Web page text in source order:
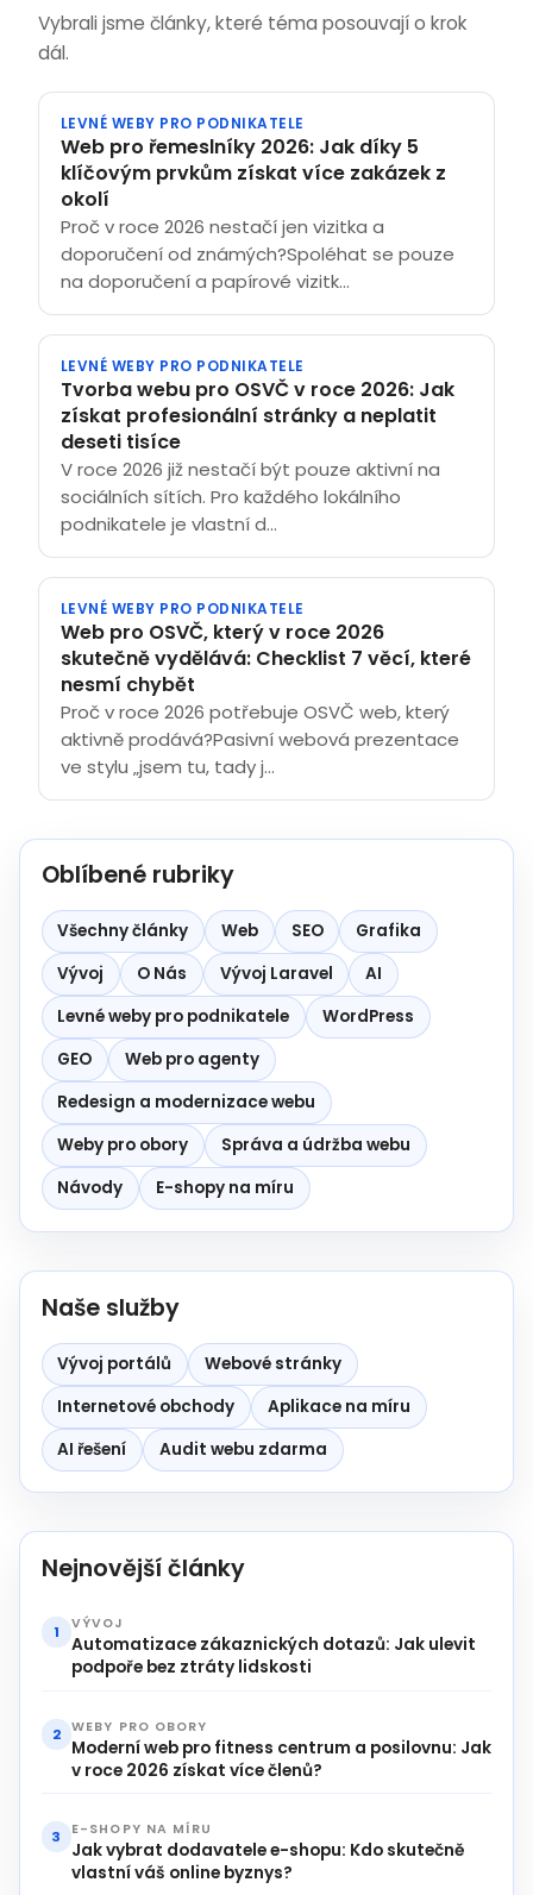
Vybrali jsme články, které téma posouvají o krok
dál.
LEVNÉ WEBY PRO PODNIKATELE
Web pro řemeslníky 2026: Jak díky 5
klíčovým prvkům získat více zakázek z
okolí
Proč v roce 2026 nestačí jen vizitka a
doporučení od známých?Spoléhat se pouze
na doporučení a papírové vizitk...
LEVNÉ WEBY PRO PODNIKATELE
Tvorba webu pro OSVČ v roce 2026: Jak
získat profesionální stránky a neplatit
deseti tisíce
V roce 2026 již nestačí být pouze aktivní na
sociálních sítích. Pro každého lokálního
podnikatele je vlastní d...
LEVNÉ WEBY PRO PODNIKATELE
Web pro OSVČ, který v roce 2026
skutečně vydělává: Checklist 7 věcí, které
nesmí chybět
Proč v roce 2026 potřebuje OSVČ web, který
aktivně prodává?Pasivní webová prezentace
ve stylu „jsem tu, tady j...
Oblíbené rubriky
Všechny články Web SEO
Grafika
Vývoj
O Nás Vývoj Laravel
AI
Levné weby pro podnikatele
WordPress
GEO
Web pro agenty
Redesign a modernizace webu
Weby pro obory
Správa a údržba webu
Návody
E-shopy na míru
Naše služby
Vývoj portálů
Webové stránky
Internetové obchody
Aplikace na míru
AI řešení
Audit webu zdarma
Nejnovější články
1 VÝVOJ
Automatizace zákaznických dotazů: Jak ulevit
podpoře bez ztráty lidskosti
2 WEBY PRO OBORY
Moderní web pro fitness centrum a posilovnu: Jak
v roce 2026 získat více členů?
3 E-SHOPY NA MÍRU
Jak vybrat dodavatele e-shopu: Kdo skutečně
vlastní váš online byznys?